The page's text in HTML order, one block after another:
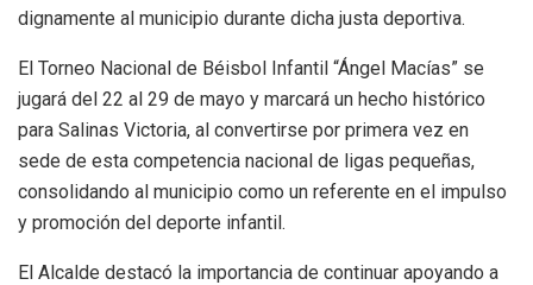
dignamente al municipio durante dicha justa deportiva.
El Torneo Nacional de Béisbol Infantil “Ángel Macías” se
jugará del 22 al 29 de mayo y marcará un hecho histórico
para Salinas Victoria, al convertirse por primera vez en
sede de esta competencia nacional de ligas pequeñas,
consolidando al municipio como un referente en el impulso
y promoción del deporte infantil.
El Alcalde destacó la importancia de continuar apoyando a